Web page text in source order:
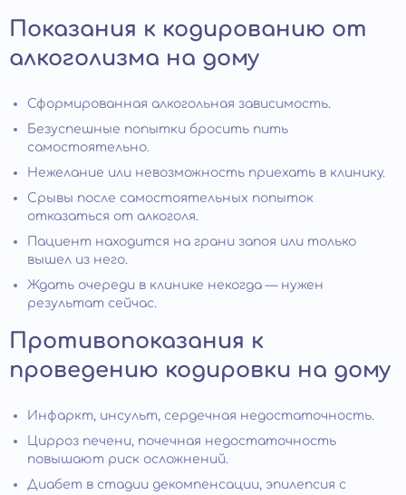
Показания к кодированию от
алкоголизма на дому
Сформированная алкогольная зависимость.
Безуспешные попытки бросить пить
самостоятельно.
Нежелание или невозможность приехать в клинику.
Срывы после самостоятельных попыток
отказаться от алкоголя.
Пациент находится на грани запоя или только
вышел из него.
Ждать очереди в клинике некогда — нужен
результат сейчас.
Противопоказания к
проведению кодировки на дому
Инфаркт, инсульт, сердечная недостаточность.
Цирроз печени, почечная недостаточность
повышают риск осложнений.
Диабет в стадии декомпенсации, эпилепсия с